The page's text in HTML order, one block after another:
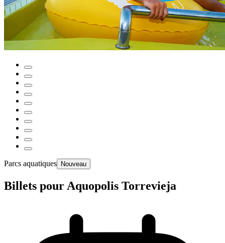
Parcs aquatiques Nouveau
Billets pour Aquopolis Torrevieja